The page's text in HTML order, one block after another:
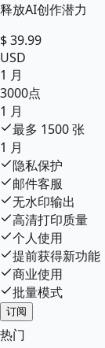
释放AI创作潜力
$39.99
USD
1 月
3000点
1 月
最多 1500张
1 月
隐私保护
邮件客服
无水印输出
高清打印质量
个人使用
提前获得新功能
商业使用
批量模式
订阅
热门